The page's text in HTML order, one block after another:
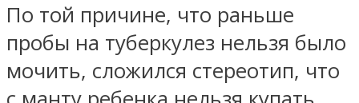
По той причине, что раньше
пробы на туберкулез нельзя было
мочить, сложился стереотип, что